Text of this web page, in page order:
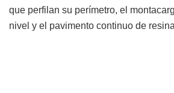
que perfilan su perímetro, el
nivel y el pavimento continuo de